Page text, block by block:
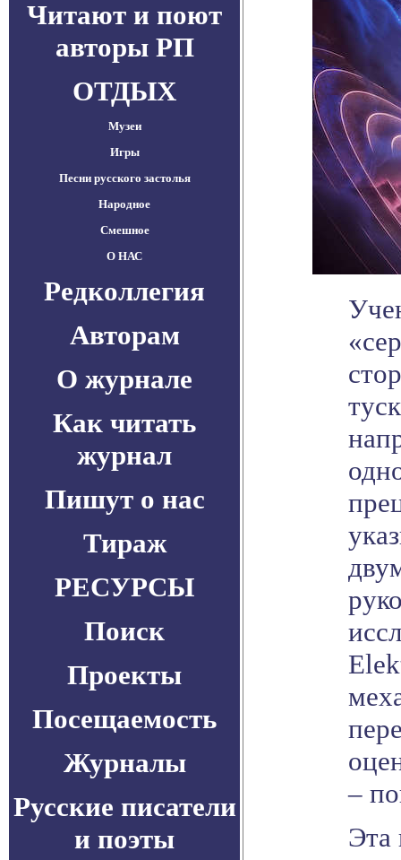
Читают и поют
авторы РП
ОТДЫХ
Музеи
Игры
Песни русского застолья
Народное
Смешное
О НАС
Редколлегия
Авторам
О журнале
Как читать
журнал
Пишут о нас
Тираж
РЕСУРСЫ
Поиск
Проекты
Посещаемость
Журналы
Русские писатели
и поэты
–
Эта